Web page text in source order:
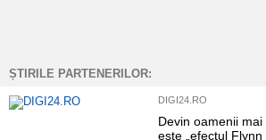
ȘTIRILE PARTENERILOR:
DIGI24.RO
Devin oamenii
este „efectul